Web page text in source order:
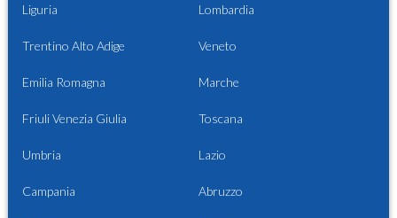
Liguria Lombardia
Trentino Alto Adige Veneto
Emilia Romagna Marche
Friuli Venezia Giulia Toscana
Umbria Lazio
Campania Abruzzo